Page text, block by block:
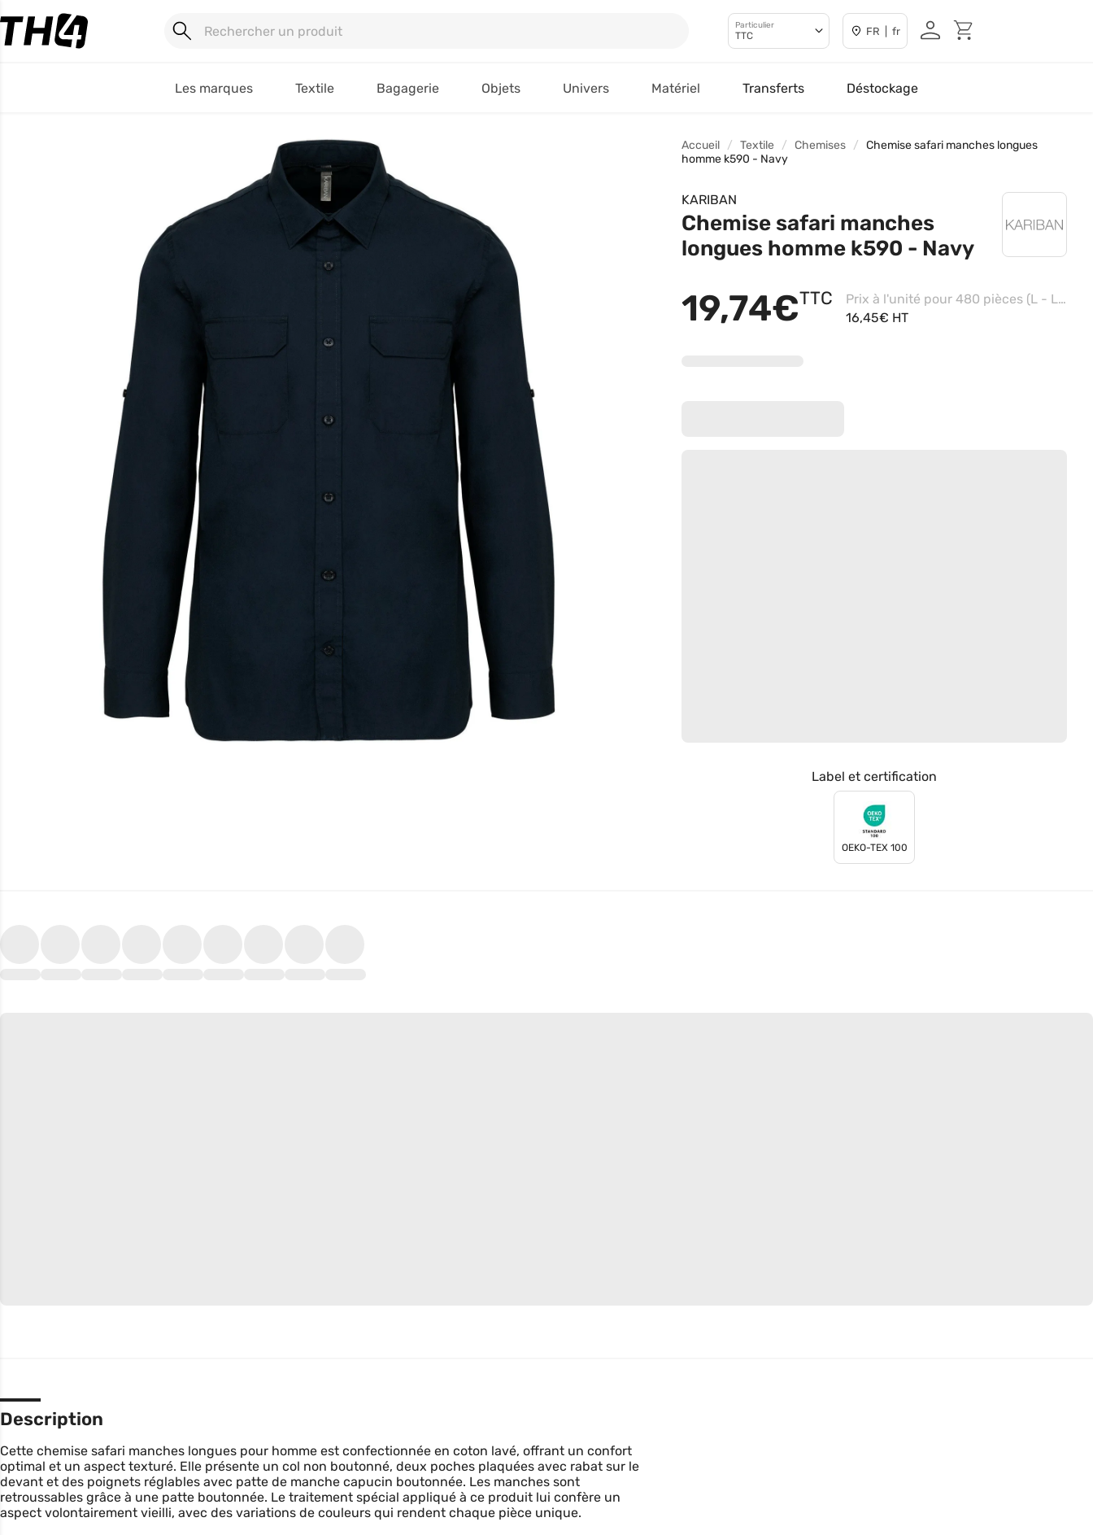
Particulier
TTC FR | fr
Les marques Textile Bagagerie Objets Univers Matériel Transferts Déstockage
Accueil Textile Chemises
Chemise safari manches longues
homme k590 - Navy
KARIBAN
Chemise safari manches
longues homme k590 - Navy
19,74€TTC
Prix à l'unité pour 480 pièces (L - Light Khaki)
16,45€ HT
Label et certification
OEKO-TEX 100
Description
Cette chemise safari manches longues pour homme est confectionnée en coton lavé, offrant un confort
optimal et un aspect texturé. Elle présente un col non boutonné, deux poches plaquées avec rabat sur le
devant et des poignets réglables avec patte de manche capucin boutonnée. Les manches sont
retroussables grâce à une patte boutonnée. Le traitement spécial appliqué à ce produit lui confère un
aspect volontairement vieilli, avec des variations de couleurs qui rendent chaque pièce unique.